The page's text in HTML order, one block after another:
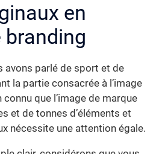
en
branding
avons parlé de sport et de
la partie consacrée à l’image
que l’image de marque
et de tonnes d’éléments et
nécessite une attention égale.